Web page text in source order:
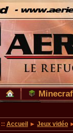
:: Accueil ► Jeux vidéo